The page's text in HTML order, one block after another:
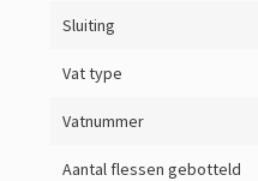
Sluiting
Vat type
Vatnummer
Aantal flessen gebotteld